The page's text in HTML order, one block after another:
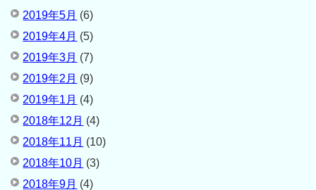
2019年5月 (6)
2019年4月 (5)
2019年3月 (7)
2019年2月 (9)
2019年1月 (4)
2018年12月 (4)
2018年11月 (10)
2018年10月 (3)
2018年9月 (4)